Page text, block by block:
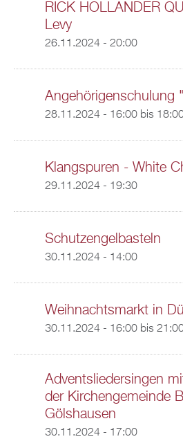
RICK HOLLANDER
Levy
26.11.2024 - 20:00
Angehörigenschulung
28.11.2024 - 16:00bis
Klangspuren - White
29.11.2024 - 19:30
Schutzengelbasteln
30.11.2024 - 14:00
Weihnachtsmarkt in
30.11.2024 - 16:00bis
Adventsliedersingen
der Kirchengemeinde
Gölshausen
30.11.2024 - 17:00